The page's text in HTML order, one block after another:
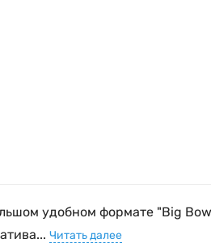
удобном формате "Big
Читать далее